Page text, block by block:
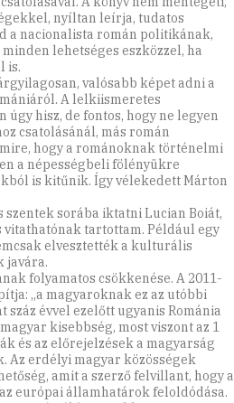
nyíltan leírja, tudatos
a nacionalista román politikának,
lehetséges eszközzel, ha
is.
valósabb képet adni a
A lelkiismeretes
hisz, de fontos, hogy ne legyen
csatolásánál, más román
hogy a románoknak történelmi
a népességbeli fölényükre
is kitűnik. Így vélekedett Márton
szentek sorába iktatni Lucian Boiát,
vitathatónak tartottam. Például egy
elvesztették a kulturális
javára.
folyamatos csökkenése. A 2011-
„a magyaroknak ez az utóbbi
évvel ezelőtt ugyanis Románia
kisebbség, most viszont az 1
és az előrejelzések a magyarság
Az erdélyi magyar közösségek
amit a szerző felvillant, hogy a
európai államhatárok feloldódása.